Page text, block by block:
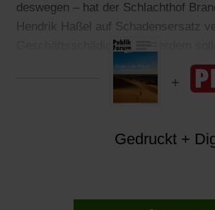
deswegen – hat der Schlachthof
Hendrik Haßel auf Schadensersatz
Geschäftsschädigung. Außerdem
dem Netz verschwinden, niemand
Gedruckt +